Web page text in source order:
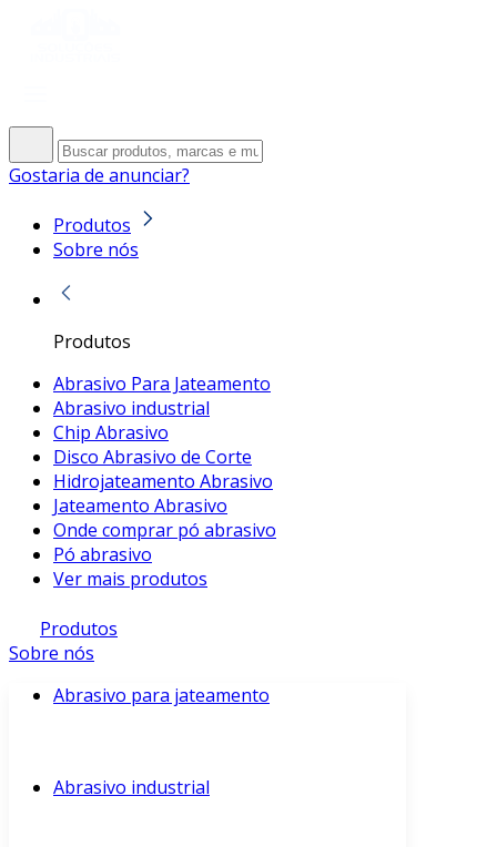
Gostaria de anunciar?
Produtos
Sobre nós
Produtos
Abrasivo Para Jateamento
Abrasivo industrial
Chip Abrasivo
Disco Abrasivo de Corte
Hidrojateamento Abrasivo
Jateamento Abrasivo
Onde comprar pó abrasivo
Pó abrasivo
Ver mais produtos
Produtos
Sobre nós
Abrasivo para jateamento
Abrasivo industrial